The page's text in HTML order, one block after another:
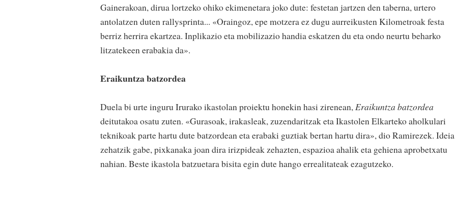
Gainerakoan, dirua lortzeko ohiko ekimenetara joko dute: festetan jartzen den taberna, urtero
antolatzen duten rallysprinta... «Oraingoz, epe motzera ez dugu aurreikusten Kilometroak festa
berriz herrira ekartzea. Inplikazio eta mobilizazio handia eskatzen du eta ondo neurtu beharko
litzatekeen erabakia da».
Eraikuntza batzordea
Duela bi urte inguru Irurako ikastolan proiektu honekin hasi zirenean,Eraikuntza batzordea
deitutakoa osatu zuten. «Gurasoak, irakasleak, zuzendaritzak eta Ikastolen Elkarteko aholkulari
teknikoak parte hartu dute batzordean eta erabaki guztiak bertan hartu dira», dio Ramirezek. Ideia
zehatzik gabe, pixkanaka joan dira irizpideak zehazten, espazioa ahalik eta gehiena aprobetxatu
nahian. Beste ikastola batzuetara bisita egin dute hango errealitateak ezagutzeko.